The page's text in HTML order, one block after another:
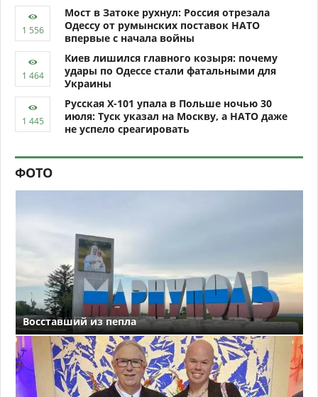
Мост в Затоке рухнул: Россия отрезала
Одессу от румынских поставок НАТО
впервые с начала войны
Киев лишился главного козыря: почему
удары по Одессе стали фатальными для
Украины
Русская Х-101 упала в Польше ночью 30
июля: Туск указал на Москву, а НАТО даже
не успело среагировать
ФОТО
Восставший из пепла